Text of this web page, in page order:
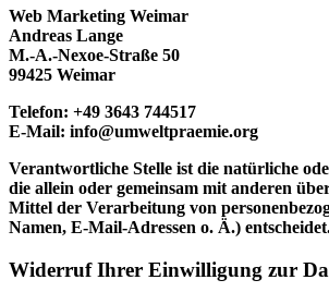
Web Marketing Weimar
Andreas Lange
M.-A.-Nexoe-Straße 50
99425 Weimar
Telefon: +49 3643 744517
E-Mail: info@umweltpraemie.org
Verantwortliche Stelle ist die natürliche
die allein oder gemeinsam mit anderen
Mittel der Verarbeitung von
Namen, E-Mail-Adressen o. Ä.)
Widerruf Ihrer Einwilligung zur